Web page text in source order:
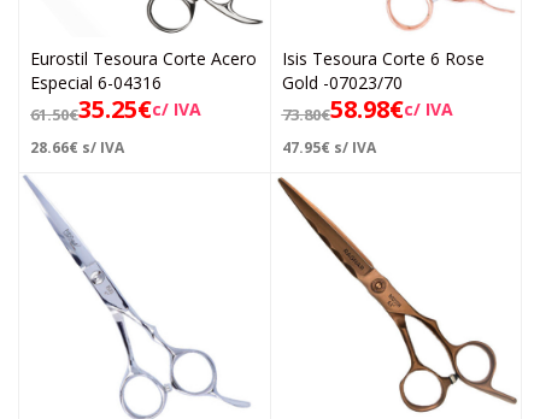
Eurostil Tesoura Corte Acero
Especial 6-04316
61.50€35.25€c/ IVA
28.66€ s/ IVA
Isis Tesoura Corte 6 Rose
Gold -07023/70
73.80€58.98€c/ IVA
47.95€ s/ IVA